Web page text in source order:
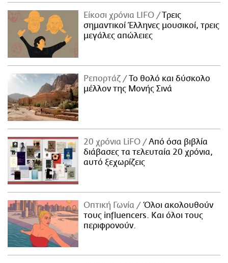
Είκοσι χρόνια LIFO
Tρεις
σημαντικοί Έλληνες μουσικοί, τρεις
μεγάλες απώλειες
Ρεπορτάζ
Το θολό και δύσκολο
μέλλον της Μονής Σινά
20 χρόνια LiFO
Από όσα βιβλία
διάβασες τα τελευταία 20 χρόνια,
αυτό ξεχωρίζεις
Οπτική Γωνία
Όλοι ακολουθούν
τους influencers. Και όλοι τους
περιφρονούν.